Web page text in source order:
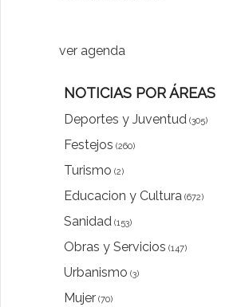
ver agenda
NOTICIAS POR ÁREAS
Deportes y Juventud (305)
Festejos (260)
Turismo (2)
Educacion y Cultura (672)
Sanidad (153)
Obras y Servicios (147)
Urbanismo (3)
Mujer (70)